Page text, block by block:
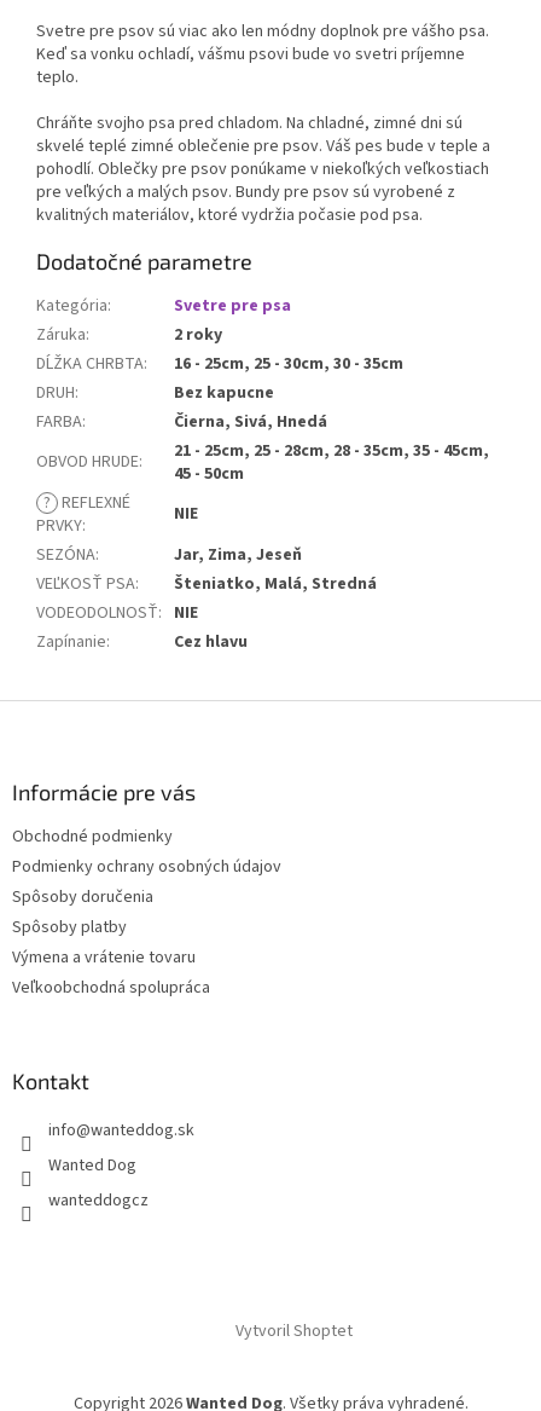
Svetre pre psov sú viac ako len módny doplnok pre vášho psa.
Keď sa vonku ochladí, vášmu psovi bude vo svetri príjemne
teplo.
Chráňte svojho psa pred chladom. Na chladné, zimné dni sú
skvelé teplé zimné oblečenie pre psov. Váš pes bude v teple a
pohodlí. Oblečky pre psov ponúkame v niekoľkých veľkostiach
pre veľkých a malých psov. Bundy pre psov sú vyrobené z
kvalitných materiálov, ktoré vydržia počasie pod psa.
Dodatočné parametre
Kategória:
Svetre pre psa
Záruka:
2 roky
DĹŽKA CHRBTA:
16 - 25cm, 25 - 30cm, 30 - 35cm
DRUH:
Bez kapucne
FARBA:
Čierna, Sivá, Hnedá
OBVOD HRUDE:
21 - 25cm, 25 - 28cm, 28 - 35cm, 35 - 45cm,
45 - 50cm
? REFLEXNÉ
PRVKY:
NIE
SEZÓNA:
Jar, Zima, Jeseň
VEĽKOSŤ PSA:
Šteniatko, Malá, Stredná
VODEODOLNOSŤ: NIE
Zapínanie: Cez hlavu
Informácie pre vás
Obchodné podmienky
Podmienky ochrany osobných údajov
Spôsoby doručenia
Spôsoby platby
Výmena a vrátenie tovaru
Veľkoobchodná spolupráca
Kontakt
info@wanteddog.sk
Wanted Dog
wanteddogcz
Vytvoril Shoptet
Copyright 2026Wanted Dog. Všetky práva vyhradené.